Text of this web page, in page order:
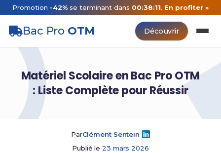
Promotion -42%se terminant dans 00:38:10 .En profiter »
Bac Pro OTM Découvrir
Matériel Scolaire en Bac Pro OTM
: Liste Complète pour Réussir
ParClément Sentein
Publié le 23 mars 2026